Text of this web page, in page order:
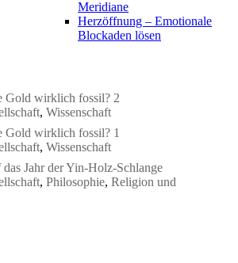
Gold wirklich fossil? 2
, Wissenschaft
Gold wirklich fossil? 1
, Wissenschaft
Jahr der Yin-Holz-Schlange
, Philosophie, Religion und
Meridiane
Herzöffnung – Emotionale
Blockaden lösen